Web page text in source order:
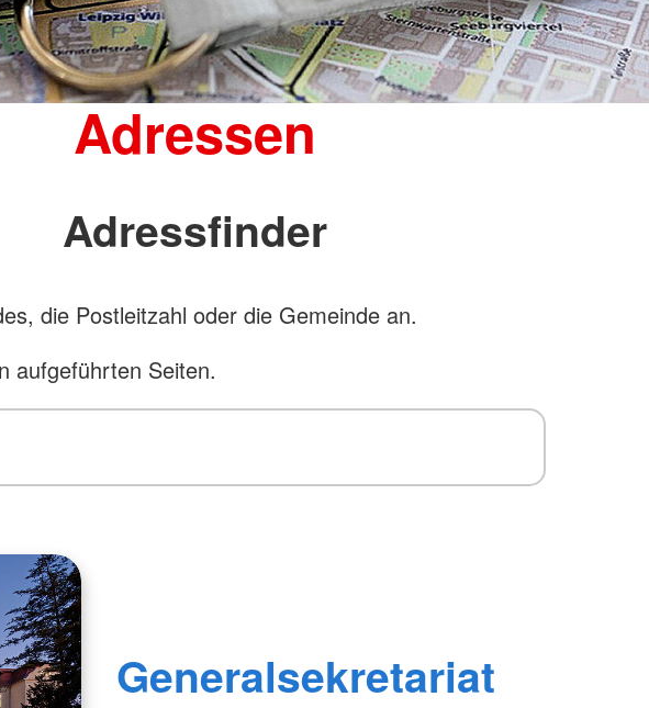
Adressen
Adressfinder
die Postleitzahl oder die Gemeinde an.
aufgeführten Seiten.
Generalsekretariat